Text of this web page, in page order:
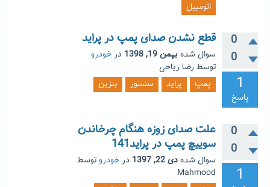
اتومبیل
0
0
1
پاسخ
قطع نشدن صدای پمپ در پراید
سوال شدهبهمن 19, 1398 درخودرو
توسط رضا ریاحی
پمپ
پراید سنسور بنزین
0
0
1
علت صدای زوزه هنگام چرخاندن
سوییچ پمپ در پراید141
سوال شدهدی 22, 1397 درخودروتوسط
Mahmood